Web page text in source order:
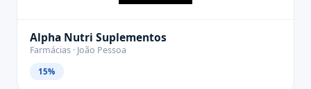
Alpha Nutri Suplementos
Farmácias · João Pessoa
15%